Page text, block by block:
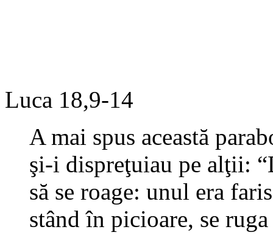
Luca 18,9-14
A mai spus această
şi-i dispreţuiau pe alţii:
să se roage: unul era
stând în picioare, se